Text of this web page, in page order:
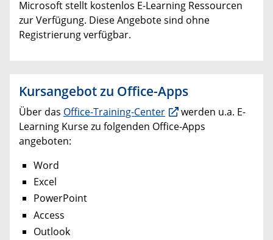
Microsoft stellt kostenlos E-Learning Ressourcen
zur Verfügung. Diese Angebote sind ohne
Registrierung verfügbar.
Kursangebot zu Office-Apps
Über das Office-Training-Center
werden u.a. E-
Learning Kurse zu folgenden Office-Apps
angeboten:
Word
Excel
PowerPoint
Access
Outlook